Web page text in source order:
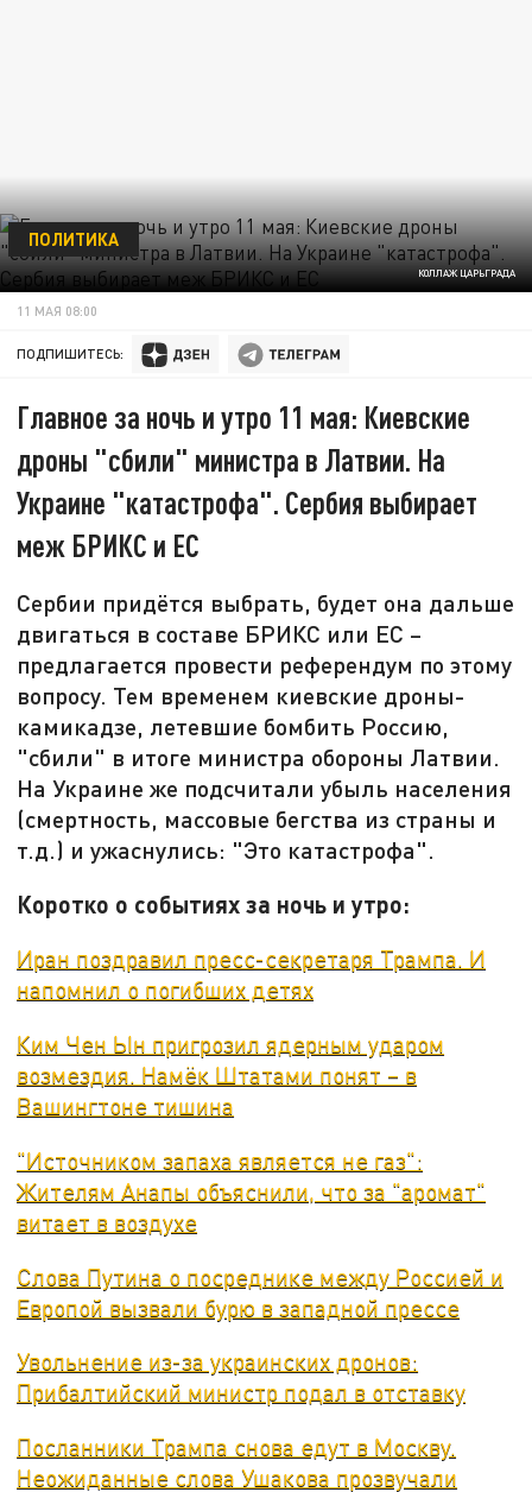
КОЛЛАЖ ЦАРЬГРАДА
ПОЛИТИКА
11 МАЯ 08:00
ПОДПИШИТЕСЬ:
Главное за ночь и утро 11 мая: Киевские
дроны "сбили" министра в Латвии. На
Украине "катастрофа". Сербия выбирает
меж БРИКС и ЕС
Сербии придётся выбрать, будет она дальше
двигаться в составе БРИКС или ЕС –
предлагается провести референдум по этому
вопросу. Тем временем киевские дроны-
камикадзе, летевшие бомбить Россию,
"сбили" в итоге министра обороны Латвии.
На Украине же подсчитали убыль населения
(смертность, массовые бегства из страны и
т.д.) и ужаснулись: "Это катастрофа".
Коротко о событиях за ночь и утро:
Иран поздравил пресс-секретаря Трампа. И
напомнил о погибших детях
Ким Чен Ын пригрозил ядерным ударом
возмездия. Намёк Штатами понят – в
Вашингтоне тишина
"Источником запаха является не газ":
Жителям Анапы объяснили, что за "аромат"
витает в воздухе
Слова Путина о посреднике между Россией и
Европой вызвали бурю в западной прессе
Увольнение из-за украинских дронов:
Прибалтийский министр подал в отставку
Посланники Трампа снова едут в Москву.
Неожиданные слова Ушакова прозвучали